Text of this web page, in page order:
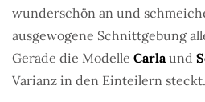
wunderschön an und
ausgewogene Schnittgebung
Gerade die Modelle Carla und
Varianz in den Einteilern steckt.